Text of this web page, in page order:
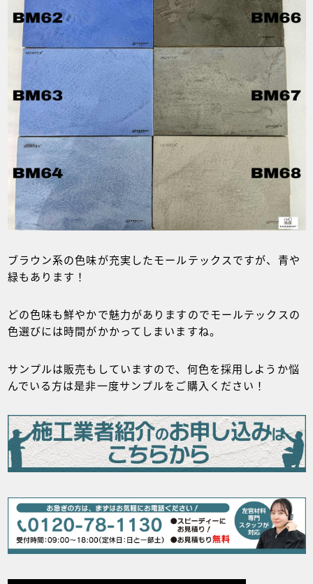
ブラウン系の色味が充実したモールテックスですが、青や
緑もあります！
どの色味も鮮やかで魅力がありますのでモールテックスの
色選びには時間がかかってしまいますね。
サンプルは販売もしていますので、何色を採用しようか悩
んでいる方は是非一度サンプルをご購入ください！